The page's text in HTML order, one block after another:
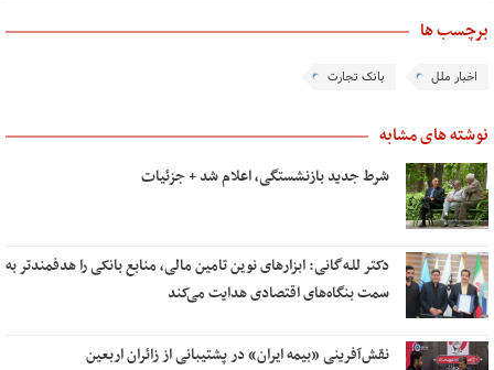
برچسب ها
اخبار ملل بانک تجارت
نوشته های مشابه
شرط جدید بازنشستگی، اعلام شد + جزئیات
دکتر للـه‌گانی: ابزارهای نوین تامین مالی، منابع بانکی را هدفمندتر به
سمت بنگاه‌های اقتصادی هدایت می‌کند
نقش‌آفرینی «بیمه ایران» در پشتیبانی از زائران اربعین